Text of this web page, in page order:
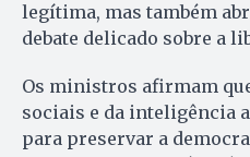
legítima, mas também
debate delicado sobre a
Os ministros afirmam
sociais e da inteligência
para preservar a